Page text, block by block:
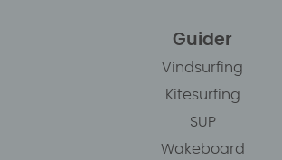
Guider
Vindsurfing
Kitesurfing
SUP
Wakeboard